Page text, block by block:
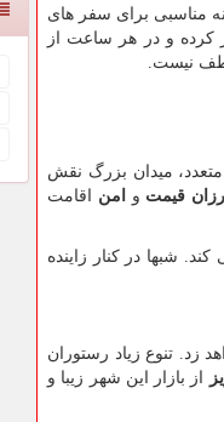
با 30 میلیون گردشگر می تواند گزینه مناسبی برای سفر های
کرده و در هر ساعت از
نیست.
میدان بزرگ نقش
قیمت و امن اقامت
شبها در کنار زاینده
زد. تنوع زیاد رستوران
از بازار این شهر زیبا و